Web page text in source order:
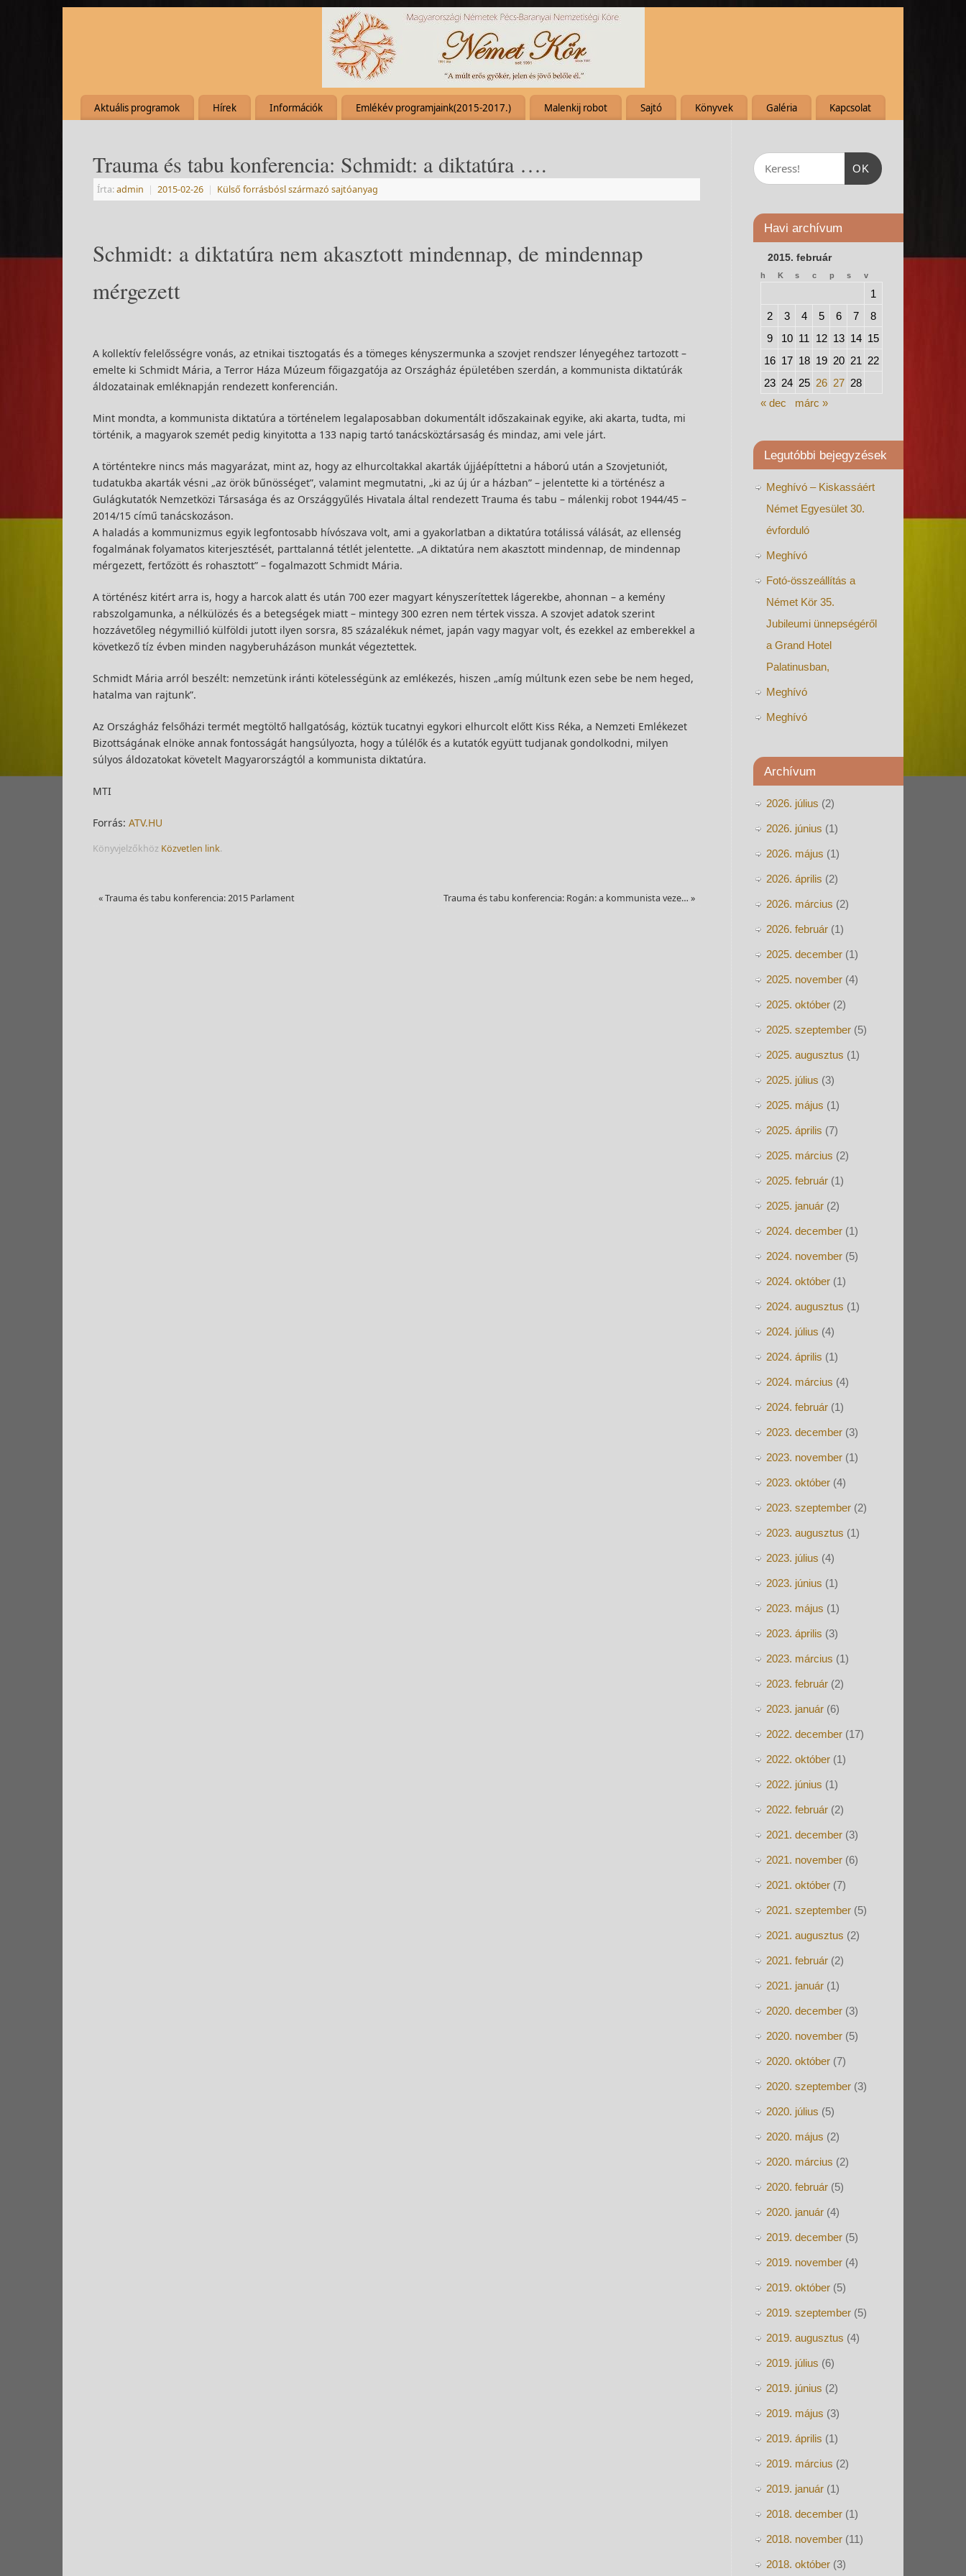
Aktuális programok Hírek Információk Emlékév programjaink(2015-2017.) Malenkij robot Sajtó Könyvek Galéria Kapcsolat
Trauma és tabu konferencia: Schmidt: a diktatúra ….
Írta:admin | 2015-02-26 | Külső forrásbósl származó sajtóanyag
Schmidt: a diktatúra nem akasztott mindennap, de mindennap
mérgezett
A kollektív felelősségre vonás, az etnikai tisztogatás és a tömeges kényszermunka a szovjet rendszer lényegéhez tartozott –
emelte ki Schmidt Mária, a Terror Háza Múzeum főigazgatója az Országház épületében szerdán, a kommunista diktatúrák
áldozatainak emléknapján rendezett konferencián.
Mint mondta, a kommunista diktatúra a történelem legalaposabban dokumentált időszakainak egyike, aki akarta, tudta, mi
történik, a magyarok szemét pedig kinyitotta a 133 napig tartó tanácsköztársaság és mindaz, ami vele járt.
A történtekre nincs más magyarázat, mint az, hogy az elhurcoltakkal akarták újjáépíttetni a háború után a Szovjetuniót,
tudatukba akarták vésni „az örök bűnösséget”, valamint megmutatni, „ki az új úr a házban” – jelentette ki a történész a
Gulágkutatók Nemzetközi Társasága és az Országgyűlés Hivatala által rendezett Trauma és tabu – málenkij robot 1944/45 –
2014/15 című tanácskozáson.
A haladás a kommunizmus egyik legfontosabb hívószava volt, ami a gyakorlatban a diktatúra totálissá válását, az ellenség
fogalmának folyamatos kiterjesztését, parttalanná tétlét jelentette. „A diktatúra nem akasztott mindennap, de mindennap
mérgezett, fertőzött és rohasztott” – fogalmazott Schmidt Mária.
A történész kitért arra is, hogy a harcok alatt és után 700 ezer magyart kényszerítettek lágerekbe, ahonnan – a kemény
rabszolgamunka, a nélkülözés és a betegségek miatt – mintegy 300 ezren nem tértek vissza. A szovjet adatok szerint
hozzávetőleg négymillió külföldi jutott ilyen sorsra, 85 százalékuk német, japán vagy magyar volt, és ezekkel az emberekkel a
következő tíz évben minden nagyberuházáson munkát végeztettek.
Schmidt Mária arról beszélt: nemzetünk iránti kötelességünk az emlékezés, hiszen „amíg múltunk ezen sebe be nem heged,
hatalma van rajtunk”.
Az Országház felsőházi termét megtöltő hallgatóság, köztük tucatnyi egykori elhurcolt előtt Kiss Réka, a Nemzeti Emlékezet
Bizottságának elnöke annak fontosságát hangsúlyozta, hogy a túlélők és a kutatók együtt tudjanak gondolkodni, milyen
súlyos áldozatokat követelt Magyarországtól a kommunista diktatúra.
MTI
Forrás: ATV.HU
Könyvjelzőkhöz Közvetlen link.
«Trauma és tabu konferencia: 2015 Parlament Trauma és tabu konferencia: Rogán: a kommunista veze… »
OK
Havi archívum
2015. február
h K s c p s v
1
2
3 4 5 6 7
8
9
10 11 12 13 14 15
16 17 18 19 20 21 22
23 24 25 26 27 28
« dec
márc »
Legutóbbi bejegyzések
Meghívó – Kiskassáért
Német Egyesület 30.
évforduló
Meghívó
Fotó-összeállítás a
Német Kör 35.
Jubileumi ünnepségéről
a Grand Hotel
Palatinusban,
Meghívó
Meghívó
Archívum
2026. július (2)
2026. június (1)
2026. május (1)
2026. április (2)
2026. március (2)
2026. február (1)
2025. december (1)
2025. november (4)
2025. október (2)
2025. szeptember (5)
2025. augusztus (1)
2025. július (3)
2025. május (1)
2025. április (7)
2025. március (2)
2025. február (1)
2025. január (2)
2024. december (1)
2024. november (5)
2024. október (1)
2024. augusztus (1)
2024. július (4)
2024. április (1)
2024. március (4)
2024. február (1)
2023. december (3)
2023. november (1)
2023. október (4)
2023. szeptember (2)
2023. augusztus (1)
2023. július (4)
2023. június (1)
2023. május (1)
2023. április (3)
2023. március (1)
2023. február (2)
2023. január (6)
2022. december (17)
2022. október (1)
2022. június (1)
2022. február (2)
2021. december (3)
2021. november (6)
2021. október (7)
2021. szeptember (5)
2021. augusztus (2)
2021. február (2)
2021. január (1)
2020. december (3)
2020. november (5)
2020. október (7)
2020. szeptember (3)
2020. július (5)
2020. május (2)
2020. március (2)
2020. február (5)
2020. január (4)
2019. december (5)
2019. november (4)
2019. október (5)
2019. szeptember (5)
2019. augusztus (4)
2019. július (6)
2019. június (2)
2019. május (3)
2019. április (1)
2019. március (2)
2019. január (1)
2018. december (1)
2018. november (11)
2018. október (3)